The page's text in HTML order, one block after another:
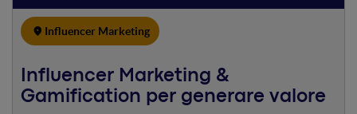
Influencer Marketing
Influencer Marketing &
Gamification per generare valore